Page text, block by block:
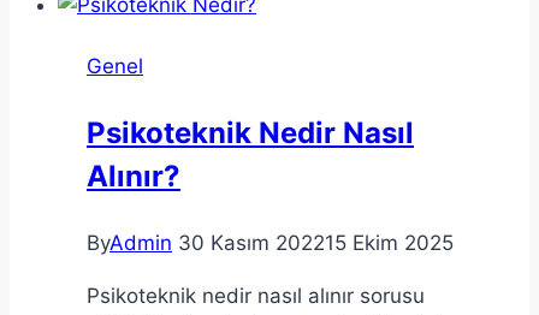
Genel
Psikoteknik Nedir Nasıl
Alınır?
ByAdmin 30 Kasım 202215 Ekim 2025
Psikoteknik nedir nasıl alınır sorusu